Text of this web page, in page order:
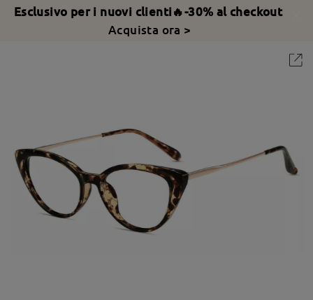
Esclusivo per i nuovi clienti🔥-30% al checkout
Acquista ora >